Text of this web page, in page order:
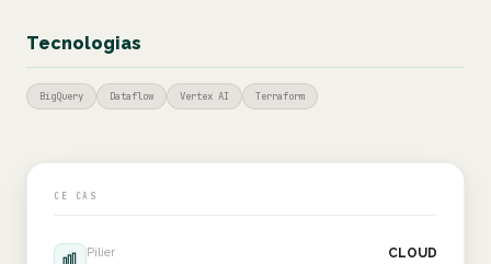
Tecnologias
BigQuery Dataflow Vertex AI Terraform
CE CAS
Pilier CLOUD